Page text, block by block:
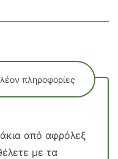
πληροφορίες
από αφρόλεξ
με τα